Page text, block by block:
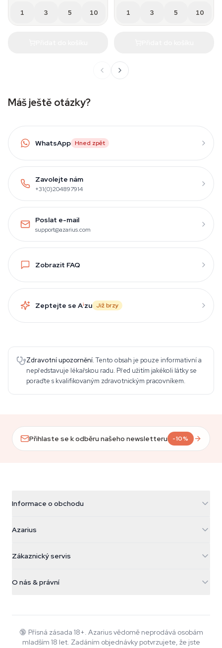
1 3 5 10 1 3 5 10
Máš ještě otázky?
WhatsApp Hned zpět
Zavolejte nám
+31(0)204897914
Poslat e-mail
support@azarius.com
Zobrazit FAQ
Zeptejte se Aizu Již brzy
Zdravotní upozornění. Tento obsah je pouze informativní a
nepředstavuje lékařskou radu. Před užitím jakékoli látky se
poraďte s kvalifikovaným zdravotnickým pracovníkem.
Přihlaste se k odběru našeho newsletteru -10%
Informace o obchodu
Galvaniweg 11
Nederland
+31(0)204897914
Azarius
Kouzelné houby
Smokeshop
Zákaznický servis
Pravidla vrácení
Časté dotazy
O nás & právní
Wiki
Blog
Hudba
🔞 Přísná zásada 18+. Azarius vědomě neprodává osobám
mladším 18 let. Zadáním objednávky potvrzujete, že jste